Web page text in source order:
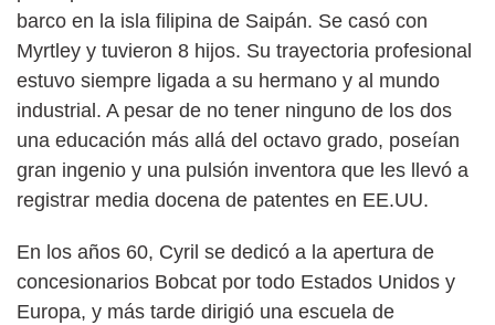
barco en la isla filipina de Saipán. Se casó con
Myrtley y tuvieron 8 hijos. Su trayectoria profesional
estuvo siempre ligada a su hermano y al mundo
industrial. A pesar de no tener ninguno de los dos
una educación más allá del octavo grado, poseían
gran ingenio y una pulsión inventora que les llevó a
registrar media docena de patentes en EE.UU.
En los años 60, Cyril se dedicó a la apertura de
concesionarios Bobcat por todo Estados Unidos y
Europa, y más tarde dirigió una escuela de